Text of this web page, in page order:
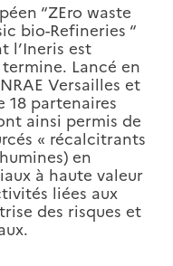
“ZEro waste
bio-Refineries “
l’Ineris est
Lancé en
Versailles et
18 partenaires
ainsi permis de
« récalcitrants
en
à haute valeur
liées aux
des risques et